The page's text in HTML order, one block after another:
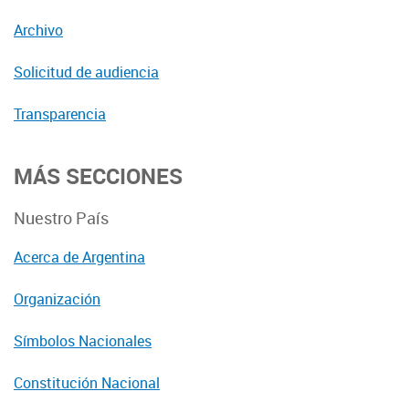
Archivo
Solicitud de audiencia
Transparencia
MÁS SECCIONES
Nuestro País
Acerca de Argentina
Organización
Símbolos Nacionales
Constitución Nacional